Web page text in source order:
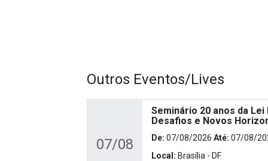
Outros Eventos/Lives
07/08
Seminário 20 anos da
Desafios e Novos
De: 07/08/2026 Até: 07/08/
Local: Brasília - DF